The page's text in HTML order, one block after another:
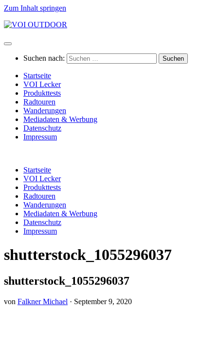
Zum Inhalt springen
Suchen nach:
Startseite
VOI Lecker
Produkttests
Radtouren
Wanderungen
Mediadaten & Werbung
Datenschutz
Impressum
Startseite
VOI Lecker
Produkttests
Radtouren
Wanderungen
Mediadaten & Werbung
Datenschutz
Impressum
shutterstock_1055296037
shutterstock_1055296037
von Falkner Michael · September 9, 2020